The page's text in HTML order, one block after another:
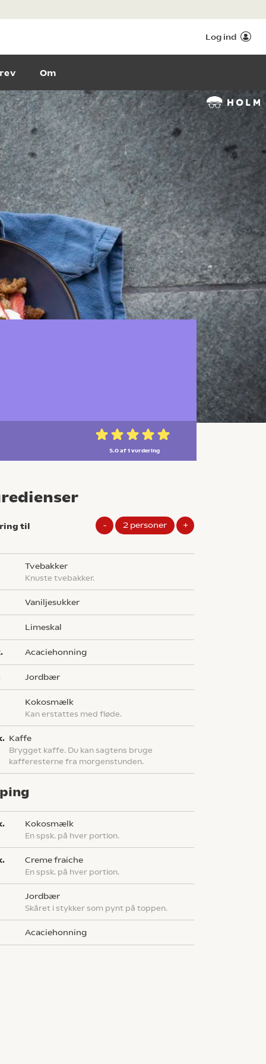
Log ind
Om
5.0 af 1vurdering
til - 2 personer +
tvebakker
Knuste tvebakker.
vaniljesukker
limeskal
Acaciehonning
jordbær
kokosmælk
Kan erstattes med fløde.
kaffe
Brygget kaffe. Du kan sagtens bruge
kafferesterne fra morgenstunden.
kokosmælk
En spsk. på hver portion.
creme fraiche
En spsk. på hver portion.
jordbær
Skåret i stykker som pynt på toppen.
Acaciehonning